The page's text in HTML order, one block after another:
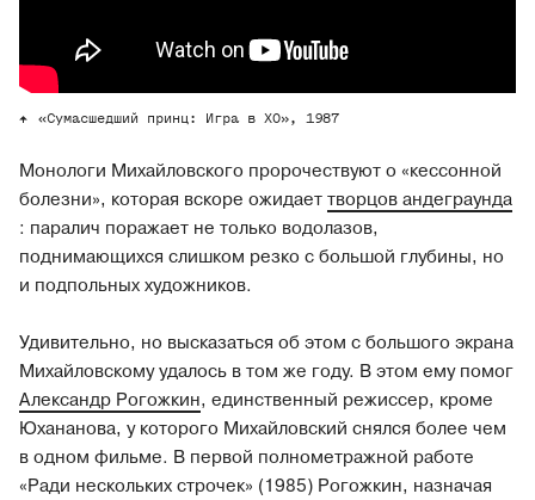
«Сумасшедший принц: Игра в ХО», 1987
Монологи Михайловского пророчествуют о «кессонной
болезни», которая вскоре ожидаеттворцов андеграунда
: паралич поражает не только водолазов,
поднимающихся слишком резко с большой глубины, но
и подпольных художников.
Удивительно, но высказаться об этом с большого экрана
Михайловскому удалось в том же году. В этом ему помог
Александр Рогожкин, единственный режиссер, кроме
Юхананова, у которого Михайловский снялся более чем
в одном фильме. В первой полнометражной работе
«Ради нескольких строчек» (1985) Рогожкин, назначая